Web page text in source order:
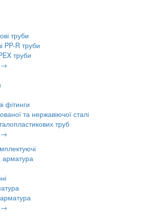
труби
PP-R труби
труби
→
фітинги
та нержавіючої сталі
труб
→
арматура
→